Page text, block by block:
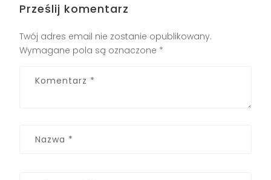
Prześlij komentarz
Twój adres email nie zostanie opublikowany.
Wymagane pola są oznaczone *